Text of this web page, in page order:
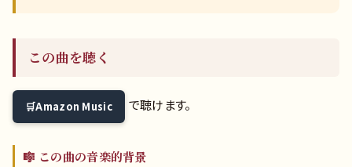
この曲を聴く
Amazon Music で聴けます。
🎼 この曲の音楽的背景